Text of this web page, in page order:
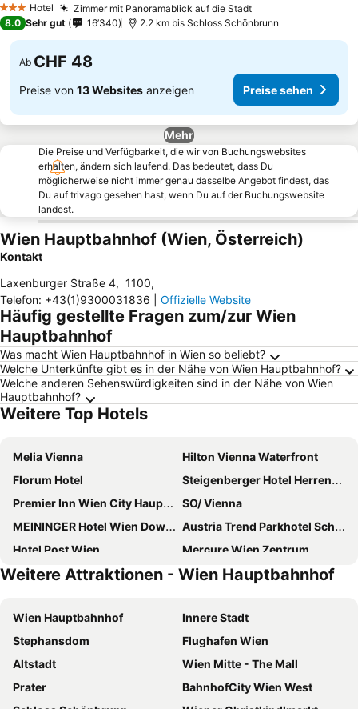
3 SterneHotel Zimmer mit Panoramablick auf die Stadt
8.0 Sehr gut 16’340 2.2 km bis Schloss Schönbrunn
Ab CHF 48
Preise von 13 Websites anzeigen Preise sehen
Mehr
Die Preise und Verfügbarkeit, die wir von Buchungswebsites
erhalten, ändern sich laufend. Das bedeutet, dass Du
möglicherweise nicht immer genau dasselbe Angebot findest, das
Du auf trivago gesehen hast, wenn Du auf der Buchungswebsite
landest.
Wien Hauptbahnhof (Wien, Österreich)
Kontakt
Laxenburger Straße 4, 1100,
Telefon: +43(1)9300031836 Offizielle Website
Häufig gestellte Fragen zum/zur Wien
Hauptbahnhof
Was macht Wien Hauptbahnhof in Wien so beliebt?
Welche Unterkünfte gibt es in der Nähe von Wien Hauptbahnhof?
Welche anderen Sehenswürdigkeiten sind in der Nähe von Wien
Hauptbahnhof?
Weitere Top Hotels
Melia Vienna
Hilton Vienna Waterfront
Florum Hotel
Steigenberger Hotel Herrenhof
Premier Inn Wien City Hauptbahnhof
SO/ Vienna
MEININGER Hotel Wien Downtown Franz
Austria Trend Parkhotel Schoenbrunn
Hotel Post Wien
Mercure Wien Zentrum
Hotel Bellevue Wien
Doubletree by Hilton Vienna Schonbrunn
MAXX by Steigenberger Vienna
Hotel Kaiserin Elisabeth
Jaz In The City Vienna
Novotel Wien Hauptbahnhof
JUFA Hotel Wien City
Motel One Wien-Hauptbahnhof
Hotel Topazz & Lamée
Leonardo Hotel Vienna Hauptbahnhof
Weitere Attraktionen - Wien Hauptbahnhof
Wien Hauptbahnhof
Innere Stadt
Stephansdom
Flughafen Wien
Altstadt
Wien Mitte - The Mall
Prater
BahnhofCity Wien West